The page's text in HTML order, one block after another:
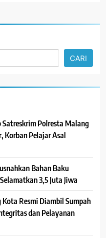
CARI
Satreskrim Polresta Malang
Korban Pelajar Asal
Bahan Baku
3,5 Juta Jiwa
Resmi Diambil Sumpah
dan Pelayanan